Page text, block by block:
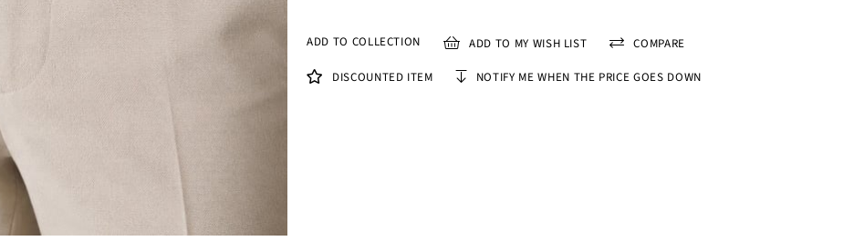
ADD TO COLLECTION ADD TO MY WISH LIST COMPARE
DISCOUNTED ITEM NOTIFY ME WHEN THE PRICE GOES DOWN